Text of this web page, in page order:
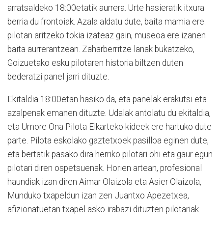
arratsaldeko 18:00etatik aurrera. Urte hasieratik itxura
berria du frontoiak. Azala aldatu dute, baita mamia ere:
pilotan aritzeko tokia izate­az gain, museoa ere izanen
baita aurrerantzean. Zaharberritze lanak bukatzeko,
Goizuetako es­ku pilotaren historia biltzen duten
bederatzi panel jarri dituzte.
Ekitaldia 18:00etan hasiko da, eta panelak erakutsi eta
azalpenak emanen dituzte. Udalak antolatu du ekitaldia,
eta Umore Ona Pilota Elkarteko kideek ere hartuko dute
parte. Pilota eskolako gaztetxoek pasilloa eginen dute,
eta bertatik pasako dira herriko pilotari ohi eta gaur egun
pilotari diren ospetsuenak. Horien artean, profesional
haundiak izan diren Aimar Olaizola eta Asier Olaizola,
Munduko txapeldun izan zen Juantxo Apezetxea,
afizionatuetan txapel asko irabazi dituzten pilotariak...